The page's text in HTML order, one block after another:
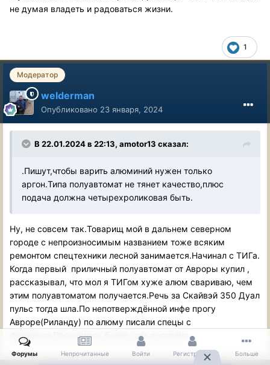
не думая владеть и радоваться жизни.
1
Модератор
welderman
Опубликовано 23 января, 2024
В 22.01.2024 в 22:13, amotor13 сказал:
.Пишут,чтобы варить алюминий нужен только
аргон.Типа полуавтомат не тянет качество,плюс
подача должна четырехроликовая быть.
Ну, не совсем так.Товарищ мой в дальнем северном
городе с непроизносимым названием тоже всяким
ремонтом спецтехники лесной занимается.Начинал с ТИГа.
Когда первый приличный полуавтомат от Авроры купил ,
рассказывал, что мол я ТИГом хуже алюм свариваю, чем
этим полуавтоматом получается.Речь за Скайвэй 350 Дуал
пульс тогда шла.По непотверждённой инфе прогу
Авроре(Риланду) по алюму писали спецы с
Фрониуса.Получилось более чем достойно.
Форумы Непрочитанные Войти Регистрация Больше